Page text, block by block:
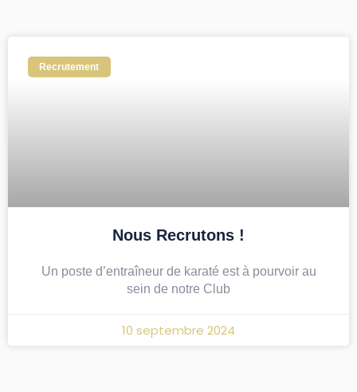
Recrutement
Nous Recrutons !
Un poste d’entraîneur de karaté est à pourvoir au
sein de notre Club
10 septembre 2024